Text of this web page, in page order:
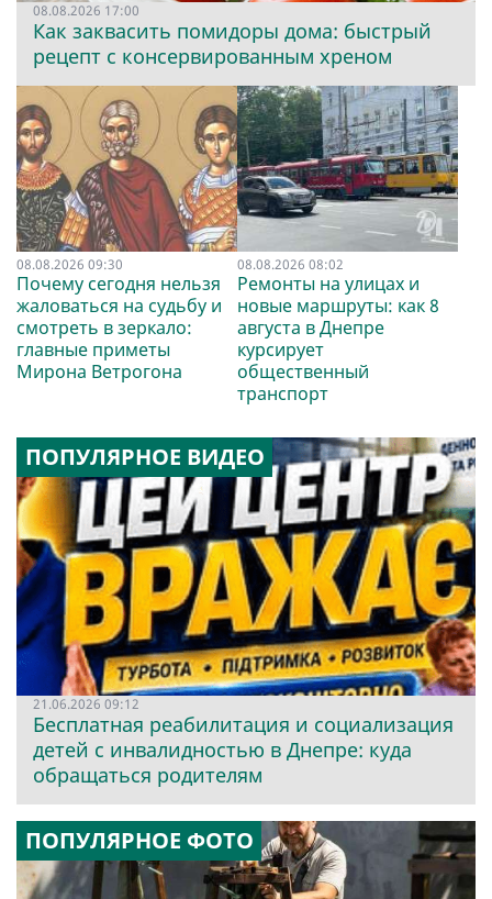
08.08.2026 17:00
Как заквасить помидоры дома: быстрый
рецепт с консервированным хреном
08.08.2026 09:30
Почему сегодня нельзя
жаловаться на судьбу и
смотреть в зеркало:
главные приметы
Мирона Ветрогона
08.08.2026 08:02
Ремонты на улицах и
новые маршруты: как 8
августа в Днепре
курсирует
общественный
транспорт
ПОПУЛЯРНОЕ ВИДЕО
21.06.2026 09:12
Бесплатная реабилитация и социализация
детей с инвалидностью в Днепре: куда
обращаться родителям
ПОПУЛЯРНОЕ ФОТО